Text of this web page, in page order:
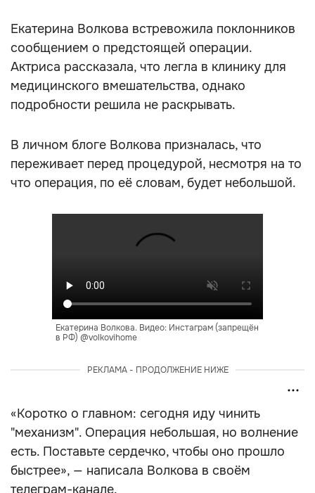
Екатерина Волкова встревожила поклонников
сообщением о предстоящей операции.
Актриса рассказала, что легла в клинику для
медицинского вмешательства, однако
подробности решила не раскрывать.
В личном блоге Волкова призналась, что
переживает перед процедурой, несмотря на то
что операция, по её словам, будет небольшой.
Екатерина Волкова. Видео: Инстаграм (запрещён
в РФ) @volkovihome
РЕКЛАМА - ПРОДОЛЖЕНИЕ НИЖЕ
«Коротко о главном: сегодня иду чинить
"механизм". Операция небольшая, но волнение
есть. Поставьте сердечко, чтобы оно прошло
быстрее», — написала Волкова в своём
телеграм-канале.